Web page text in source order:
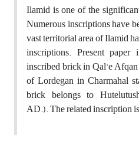
Ilamid is one of the
Numerous inscriptions have
vast territorial area of Ilamid
inscriptions. Present
inscribed brick in Qal'e
of Lordegan in Charmahal
brick belongs to
AD.). The related inscription